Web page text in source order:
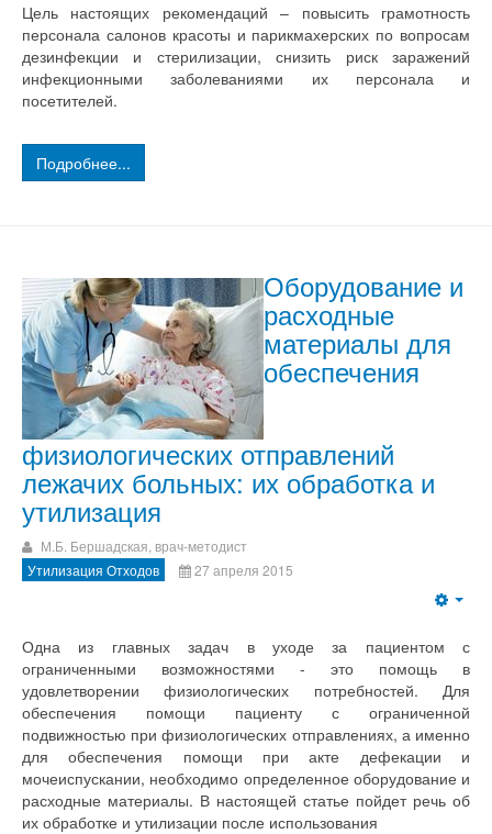
Цель настоящих рекомендаций – повысить грамотность
персонала салонов красоты и парикмахерских по вопросам
дезинфекции и стерилизации, снизить риск заражений
инфекционными заболеваниями их персонала и
посетителей.
Подробнее...
Оборудование и
расходные
материалы для
обеспечения
физиологических отправлений
лежачих больных: их обработка и
утилизация
М.Б. Бершадская, врач-методист
Утилизация Отходов
27 апреля 2015
Одна из главных задач в уходе за пациентом с
ограниченными возможностями - это помощь в
удовлетворении физиологических потребностей. Для
обеспечения помощи пациенту с ограниченной
подвижностью при физиологических отправлениях, а именно
для обеспечения помощи при акте дефекации и
мочеиспускании, необходимо определенное оборудование и
расходные материалы. В настоящей статье пойдет речь об
их обработке и утилизации после использования